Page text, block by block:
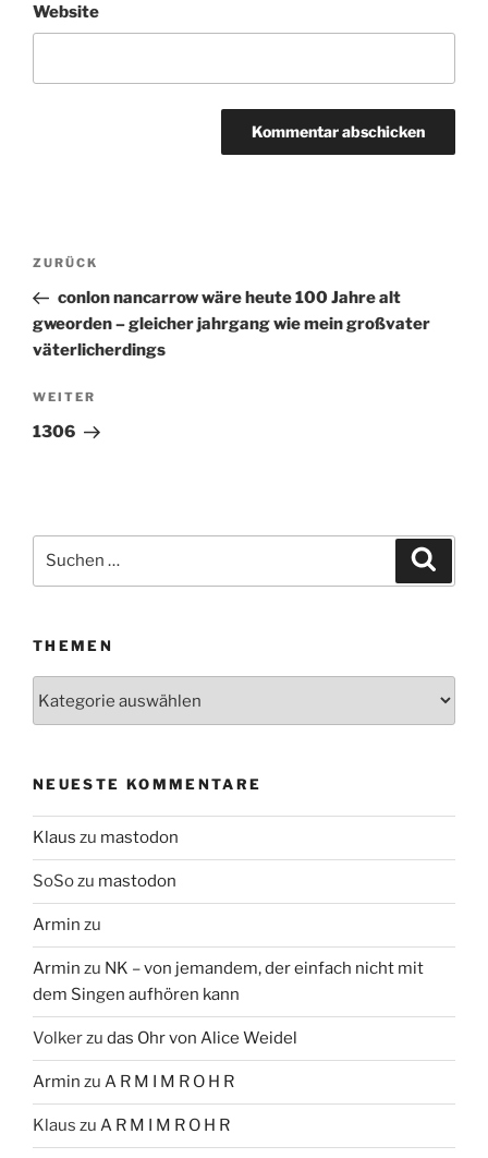
Website
Beitragsnavigation
Vorheriger
Beitrag
ZURÜCK
conlon nancarrow wäre heute 100 Jahre alt
gweorden – gleicher jahrgang wie mein großvater
väterlicherdings
Nächster
Beitrag
WEITER
1306
Suchen
THEMEN
NEUESTE KOMMENTARE
Klaus zu mastodon
SoSozu mastodon
Armin zu
Armin zu NK – von jemandem, der einfach nicht mit
dem Singen aufhören kann
Volkerzu das Ohr von Alice Weidel
Armin zu A R M I M R O H R
Klaus zu A R M I M R O H R